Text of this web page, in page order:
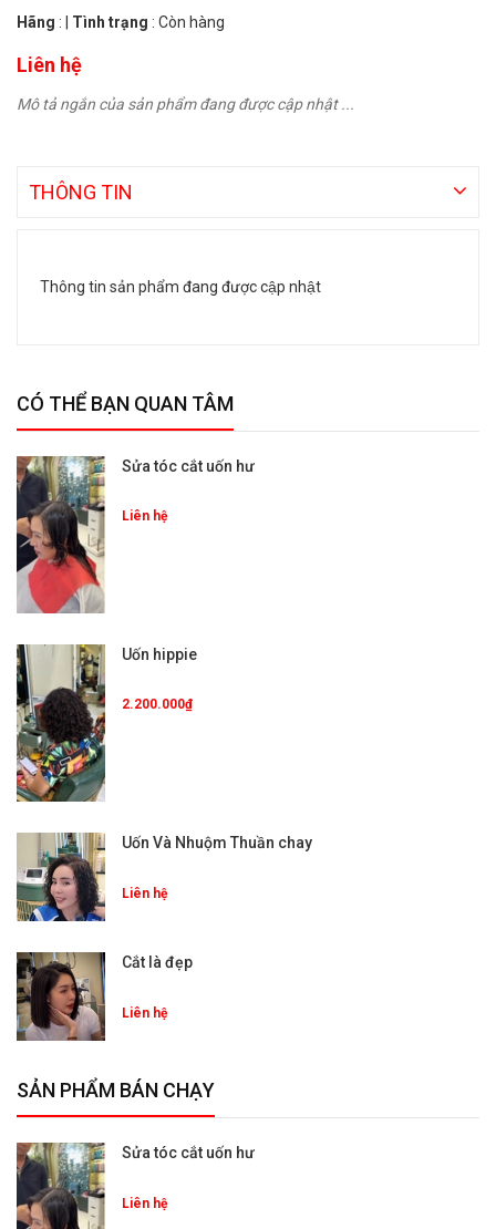
Hãng : Tình trạng : Còn hàng
Liên hệ
Mô tả ngắn của sản phẩm đang được cập nhật ...
THÔNG TIN
Thông tin sản phẩm đang được cập nhật
CÓ THỂ BẠN QUAN TÂM
Sửa tóc cắt uốn hư
Liên hệ
Uốn hippie
2.200.000₫
Uốn Và Nhuộm Thuần chay
Liên hệ
Cắt là đẹp
Liên hệ
SẢN PHẨM BÁN CHẠY
Sửa tóc cắt uốn hư
Liên hệ